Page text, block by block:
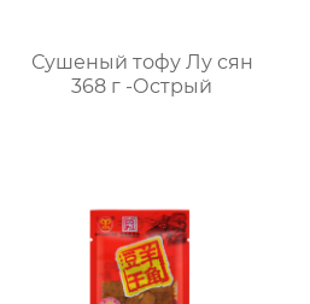
Сушеный тофу Лу сян
368 г -Острый